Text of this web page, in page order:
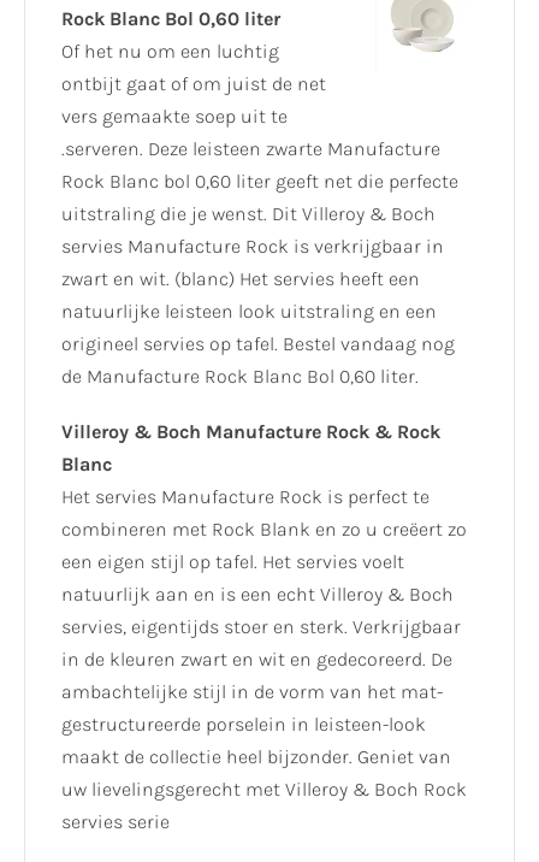
Rock Blanc Bol 0,60 liter
Of het nu om een luchtig
ontbijt gaat of om juist de net
vers gemaakte soep uit te
.serveren. Deze leisteen zwarte Manufacture
Rock Blanc bol 0,60 liter geeft net die perfecte
uitstraling die je wenst. Dit Villeroy & Boch
servies Manufacture Rock is verkrijgbaar in
zwart en wit. (blanc) Het servies heeft een
natuurlijke leisteen look uitstraling en een
origineel servies op tafel. Bestel vandaag nog
de Manufacture Rock Blanc Bol 0,60 liter.
Villeroy & Boch Manufacture Rock & Rock
Blanc
Het servies Manufacture Rock is perfect te
combineren met Rock Blank en zo u creëert zo
een eigen stijl op tafel. Het servies voelt
natuurlijk aan en is een echt Villeroy & Boch
servies, eigentijds stoer en sterk. Verkrijgbaar
in de kleuren zwart en wit en gedecoreerd. De
ambachtelijke stijl in de vorm van het mat-
gestructureerde porselein in leisteen-look
maakt de collectie heel bijzonder. Geniet van
uw lievelingsgerecht met Villeroy & Boch Rock
servies serie